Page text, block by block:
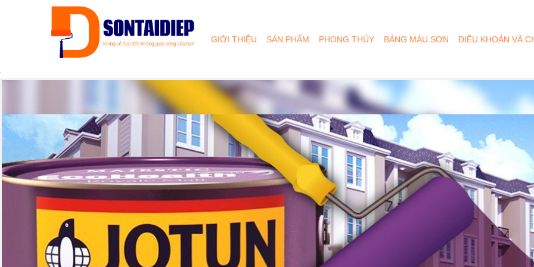
nội
GIỚI THIỆU SẢN PHẨM PHONG THỦY BẢNG MÀU SƠN ĐIỀU KHOẢN VÀ